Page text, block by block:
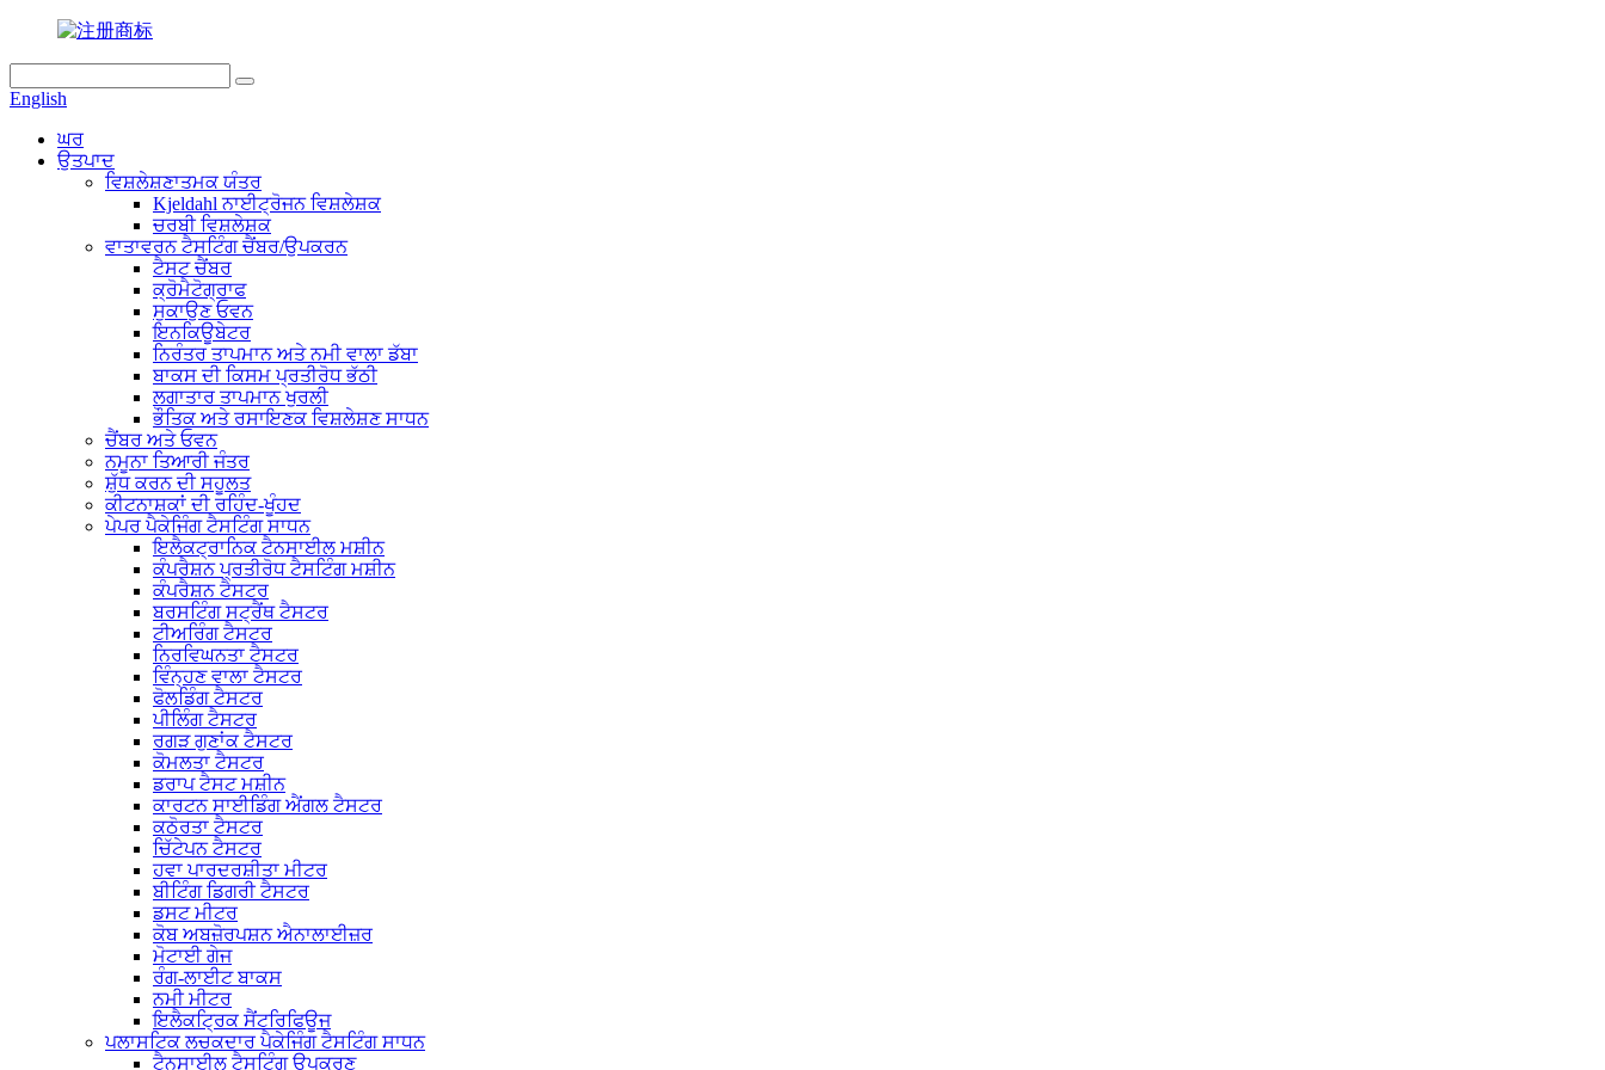
English
ਘਰ
ਉਤਪਾਦ
ਵਿਸ਼ਲੇਸ਼ਣਾਤਮਕ ਯੰਤਰ
Kjeldahl ਨਾਈਟ੍ਰੋਜਨ ਵਿਸ਼ਲੇਸ਼ਕ
ਚਰਬੀ ਵਿਸ਼ਲੇਸ਼ਕ
ਵਾਤਾਵਰਨ ਟੈਸਟਿੰਗ ਚੈਂਬਰ/ਉਪਕਰਨ
ਟੈਸਟ ਚੈਂਬਰ
ਕ੍ਰੋਮੈਟੋਗ੍ਰਾਫ
ਸੁਕਾਉਣ ਓਵਨ
ਇਨਕਿਊਬੇਟਰ
ਨਿਰੰਤਰ ਤਾਪਮਾਨ ਅਤੇ ਨਮੀ ਵਾਲਾ ਡੱਬਾ
ਬਾਕਸ ਦੀ ਕਿਸਮ ਪ੍ਰਤੀਰੋਧ ਭੱਠੀ
ਲਗਾਤਾਰ ਤਾਪਮਾਨ ਖੁਰਲੀ
ਭੌਤਿਕ ਅਤੇ ਰਸਾਇਣਕ ਵਿਸ਼ਲੇਸ਼ਣ ਸਾਧਨ
ਚੈਂਬਰ ਅਤੇ ਓਵਨ
ਨਮੂਨਾ ਤਿਆਰੀ ਜੰਤਰ
ਸ਼ੁੱਧ ਕਰਨ ਦੀ ਸਹੂਲਤ
ਕੀਟਨਾਸ਼ਕਾਂ ਦੀ ਰਹਿੰਦ-ਖੂੰਹਦ
ਪੇਪਰ ਪੈਕੇਜਿੰਗ ਟੈਸਟਿੰਗ ਸਾਧਨ
ਇਲੈਕਟ੍ਰਾਨਿਕ ਟੈਨਸਾਈਲ ਮਸ਼ੀਨ
ਕੰਪਰੈਸ਼ਨ ਪ੍ਰਤੀਰੋਧ ਟੈਸਟਿੰਗ ਮਸ਼ੀਨ
ਕੰਪਰੈਸ਼ਨ ਟੈਸਟਰ
ਬਰਸਟਿੰਗ ਸਟ੍ਰੈਂਥ ਟੈਸਟਰ
ਟੀਅਰਿੰਗ ਟੈਸਟਰ
ਨਿਰਵਿਘਨਤਾ ਟੈਸਟਰ
ਵਿੰਨ੍ਹਣ ਵਾਲਾ ਟੈਸਟਰ
ਫੋਲਡਿੰਗ ਟੈਸਟਰ
ਪੀਲਿੰਗ ਟੈਸਟਰ
ਰਗੜ ਗੁਣਾਂਕ ਟੈਸਟਰ
ਕੋਮਲਤਾ ਟੈਸਟਰ
ਡਰਾਪ ਟੈਸਟ ਮਸ਼ੀਨ
ਕਾਰਟਨ ਸਾਈਡਿੰਗ ਐਂਗਲ ਟੈਸਟਰ
ਕਠੋਰਤਾ ਟੈਸਟਰ
ਚਿੱਟੇਪਨ ਟੈਸਟਰ
ਹਵਾ ਪਾਰਦਰਸ਼ੀਤਾ ਮੀਟਰ
ਬੀਟਿੰਗ ਡਿਗਰੀ ਟੈਸਟਰ
ਡਸਟ ਮੀਟਰ
ਕੋਬ ਅਬਜ਼ੋਰਪਸ਼ਨ ਐਨਾਲਾਈਜ਼ਰ
ਮੋਟਾਈ ਗੇਜ
ਰੰਗ-ਲਾਈਟ ਬਾਕਸ
ਨਮੀ ਮੀਟਰ
ਇਲੈਕਟ੍ਰਿਕ ਸੈਂਟਰਿਫਿਊਜ
ਪਲਾਸਟਿਕ ਲਚਕਦਾਰ ਪੈਕੇਜਿੰਗ ਟੈਸਟਿੰਗ ਸਾਧਨ
ਟੈਨਸਾਈਲ ਟੈਸਟਿੰਗ ਉਪਕਰਣ